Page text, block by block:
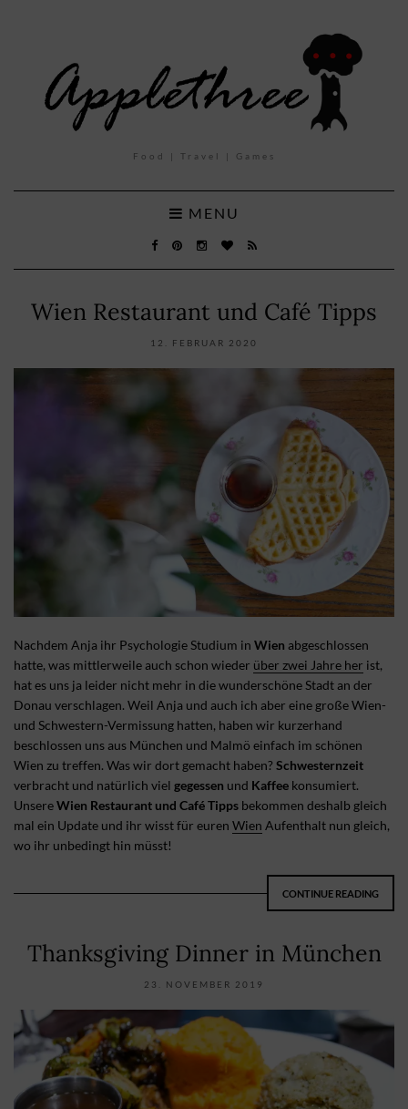
Food | Travel | Games
MENU
Wien Restaurant und Café Tipps
12. FEBRUAR 2020
Nachdem Anja ihr Psychologie Studium in Wien abgeschlossen
hatte, was mittlerweile auch schon wieder über zwei Jahre her ist,
hat es uns ja leider nicht mehr in die wunderschöne Stadt an der
Donau verschlagen. Weil Anja und auch ich aber eine große Wien-
und Schwestern-Vermissung hatten, haben wir kurzerhand
beschlossen uns aus München und Malmö einfach im schönen
Wien zu treffen. Was wir dort gemacht haben? Schwesternzeit
verbracht und natürlich viel gegessen und Kaffee konsumiert.
UnsereWien Restaurant und Café Tipps bekommen deshalb gleich
mal ein Update und ihr wisst für euren Wien Aufenthalt nun gleich,
wo ihr unbedingt hin müsst!
CONTINUE READING
Thanksgiving Dinner in München
23. NOVEMBER 2019